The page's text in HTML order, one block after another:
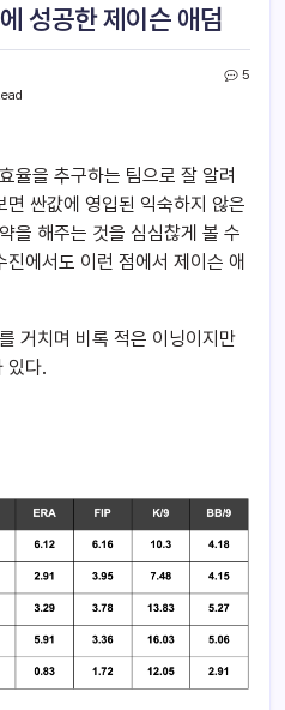
성공한 제이슨 애덤
5
율을 추구하는 팀으로 잘 알려
싼값에 영입된 익숙하지 않은
을 해주는 것을 심심찮게 볼 수
에서도 이런 점에서 제이슨 애
거치며 비록 적은 이닝이지만
있다.